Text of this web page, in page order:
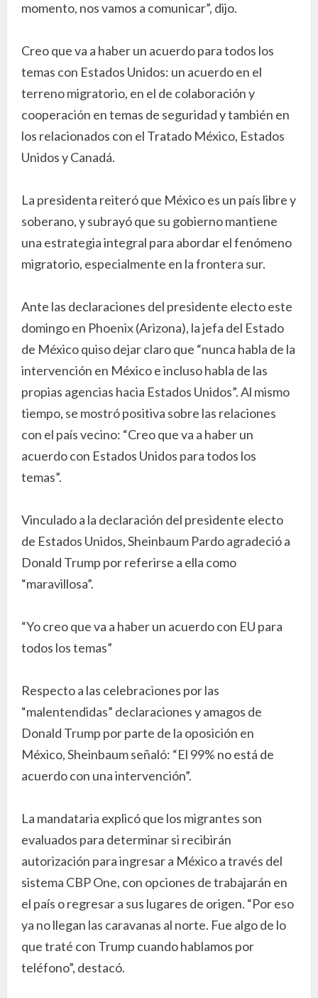
momento, nos vamos a comunicar”, dijo.
Creo que va a haber un acuerdo para todos los
temas con Estados Unidos: un acuerdo en el
terreno migratorio, en el de colaboración y
cooperación en temas de seguridad y también en
los relacionados con el Tratado México, Estados
Unidos y Canadá.
La presidenta reiteró que México es un país libre y
soberano, y subrayó que su gobierno mantiene
una estrategia integral para abordar el fenómeno
migratorio, especialmente en la frontera sur.
Ante las declaraciones del presidente electo este
domingo en Phoenix (Arizona), la jefa del Estado
de México quiso dejar claro que “nunca habla de la
intervención en México e incluso habla de las
propias agencias hacia Estados Unidos”. Al mismo
tiempo, se mostró positiva sobre las relaciones
con el país vecino: “Creo que va a haber un
acuerdo con Estados Unidos para todos los
temas”.
Vinculado a la declaración del presidente electo
de Estados Unidos, Sheinbaum Pardo agradeció a
Donald Trump por referirse a ella como
“maravillosa”.
“Yo creo que va a haber un acuerdo con EU para
todos los temas”
Respecto a las celebraciones por las
“malentendidas” declaraciones y amagos de
Donald Trump por parte de la oposición en
México, Sheinbaum señaló: “El 99% no está de
acuerdo con una intervención”.
La mandataria explicó que los migrantes son
evaluados para determinar si recibirán
autorización para ingresar a México a través del
sistema CBP One, con opciones de trabajarán en
el país o regresar a sus lugares de origen. “Por eso
ya no llegan las caravanas al norte. Fue algo de lo
que traté con Trump cuando hablamos por
teléfono”, destacó.